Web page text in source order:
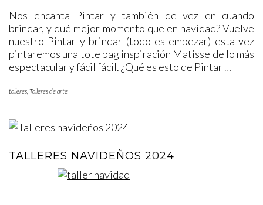
Nos encanta Pintar y también de vez en cuando
brindar, y qué mejor momento que en navidad? Vuelve
nuestro Pintar y brindar (todo es empezar) esta vez
pintaremos una tote bag inspiración Matisse de lo más
espectacular y fácil fácil. ¿Qué es esto de Pintar…
talleres Talleres de arte
TALLERES NAVIDEÑOS 2024